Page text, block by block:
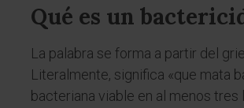
Qué es un
La palabra se forma a partir del
Literalmente, significa «que mata
bacteriana viable en al menos